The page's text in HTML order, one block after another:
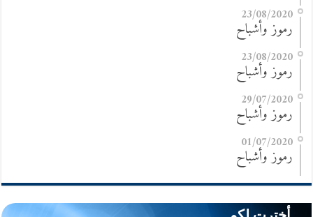
23/08/2020
رموز وأشباح
23/08/2020
رموز وأشباح
29/07/2020
رموز وأشباح
01/07/2020
رموز وأشباح